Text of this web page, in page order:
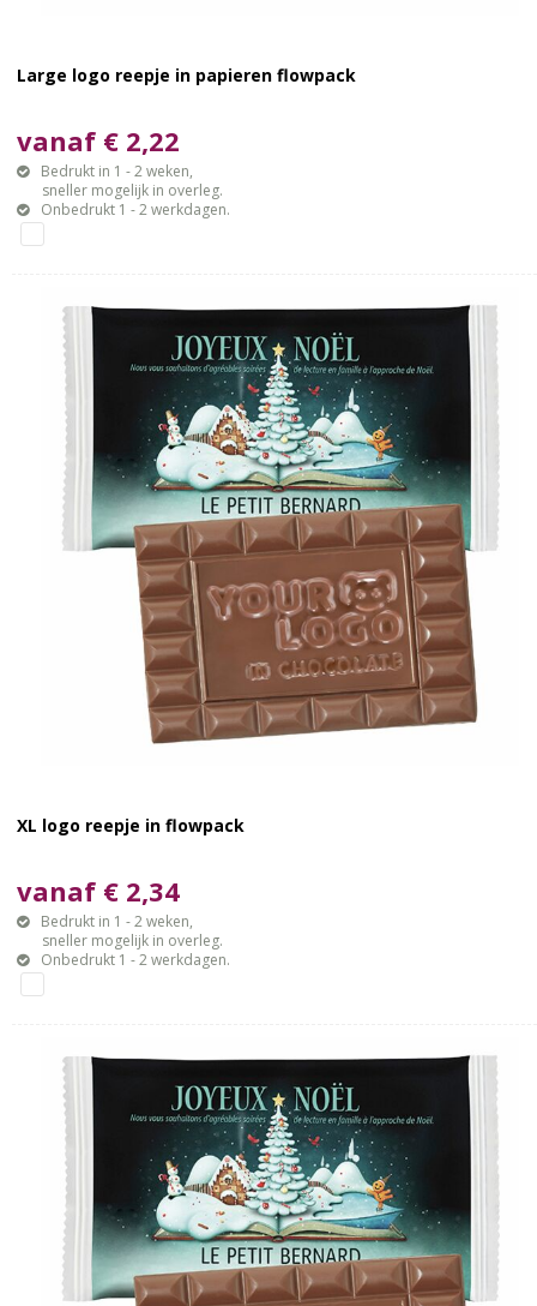
Large logo reepje in papieren flowpack
vanaf € 2,22
Bedrukt in 1 - 2 weken,
sneller mogelijk in overleg.
Onbedrukt 1 - 2 werkdagen.
XL logo reepje in flowpack
vanaf € 2,34
Bedrukt in 1 - 2 weken,
sneller mogelijk in overleg.
Onbedrukt 1 - 2 werkdagen.